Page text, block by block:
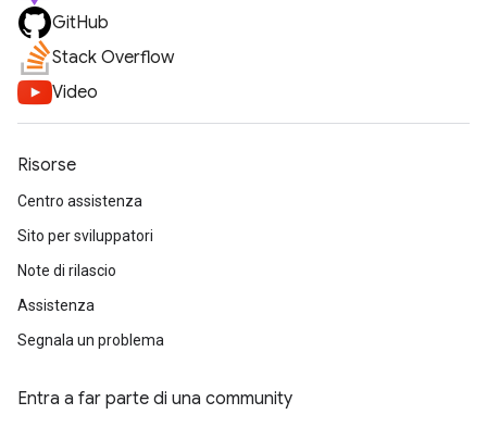
GitHub
Stack Overflow
Video
Risorse
Centro assistenza
Sito per sviluppatori
Note di rilascio
Assistenza
Segnala un problema
Entra a far parte di una community